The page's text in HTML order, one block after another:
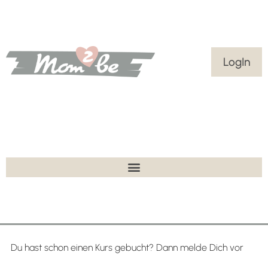
LogIn
Du hast schon einen Kurs gebucht? Dann melde Dich vor